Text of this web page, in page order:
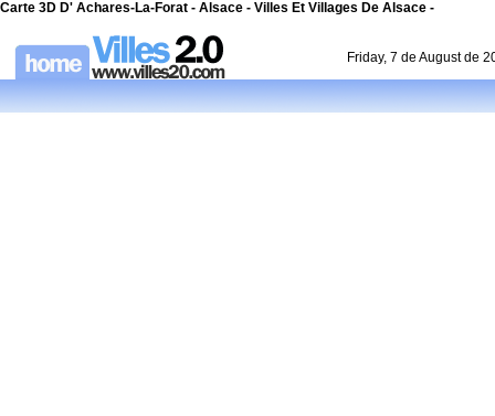
Carte 3D D' Achares-La-Forat - Alsace - Villes Et Villages De Alsace -
Friday, 7 de August de